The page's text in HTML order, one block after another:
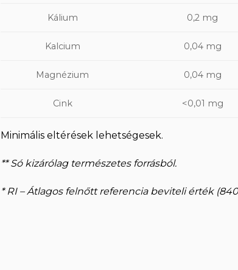
Kálium 0,2 mg
Kalcium 0,04 mg
Magnézium 0,04 mg
Cink <0,01 mg
Minimális eltérések lehetségesek.
** Só kizárólag természetes forrásból.
* RI – Átlagos felnőtt referencia beviteli érték